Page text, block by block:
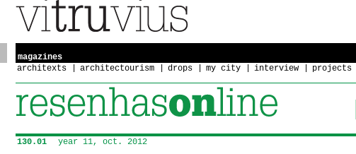
magazines
architexts
architectourism drops my city interview projects
130.01
year 11, oct. 2012